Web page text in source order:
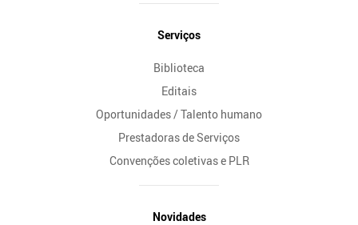
Serviços
Biblioteca
Editais
Oportunidades / Talento humano
Prestadoras de Serviços
Convenções coletivas e PLR
Novidades